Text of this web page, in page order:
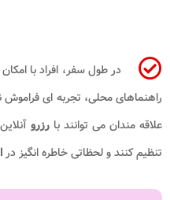
در طول سفر، افراد با
راهنماهای محلی، تجربه ای
علاقه مندان می توانند با رزرو
تنظیم کنند و لحظاتی خاطره انگیز در